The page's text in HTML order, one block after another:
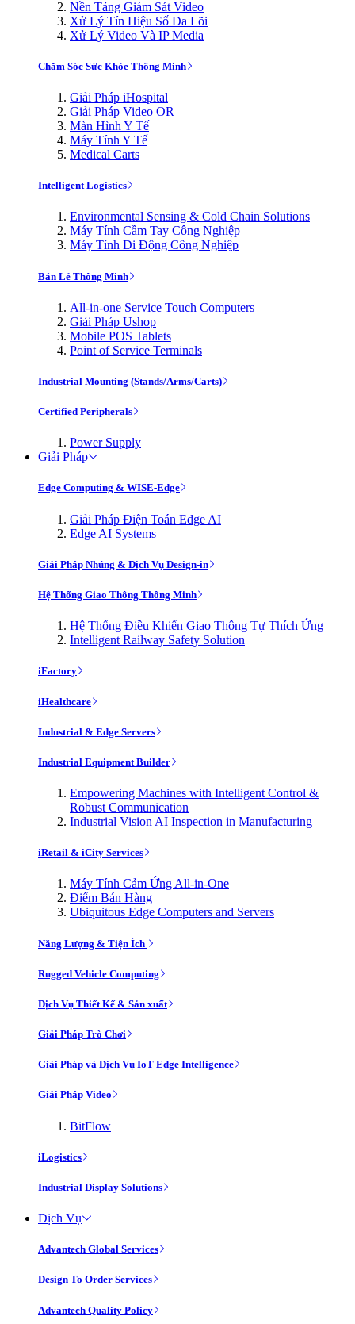
Nền Tảng Giám Sát Video
Xử Lý Tín Hiệu Số Đa Lõi
Xử Lý Video Và IP Media
Chăm Sóc Sức Khỏe Thông Minh
Giải Pháp iHospital
Giải Pháp Video OR
Màn Hình Y Tế
Máy Tính Y Tế
Medical Carts
Intelligent Logistics
Environmental Sensing & Cold Chain Solutions
Máy Tính Cầm Tay Công Nghiệp
Máy Tính Di Động Công Nghiệp
Bán Lẻ Thông Minh
All-in-one Service Touch Computers
Giải Pháp Ushop
Mobile POS Tablets
Point of Service Terminals
Industrial Mounting (Stands/Arms/Carts)
Certified Peripherals
Power Supply
Giải Pháp
Edge Computing & WISE-Edge
Giải Pháp Điện Toán Edge AI
Edge AI Systems
Giải Pháp Nhúng & Dịch Vụ Design-in
Hệ Thống Giao Thông Thông Minh
Hệ Thống Điều Khiển Giao Thông Tự Thích Ứng
Intelligent Railway Safety Solution
iFactory
iHealthcare
Industrial & Edge Servers
Industrial Equipment Builder
Empowering Machines with Intelligent Control &
Robust Communication
Industrial Vision AI Inspection in Manufacturing
iRetail & iCity Services
Máy Tính Cảm Ứng All-in-One
Điểm Bán Hàng
Ubiquitous Edge Computers and Servers
Năng Lượng & Tiện Ích
Rugged Vehicle Computing
Dịch Vụ Thiết Kế & Sản xuất
Giải Pháp Trò Chơi
Giải Pháp và Dịch Vụ IoT Edge Intelligence
Giải Pháp Video
BitFlow
iLogistics
Industrial Display Solutions
Dịch Vụ
Advantech Global Services
Design To Order Services
Advantech Quality Policy